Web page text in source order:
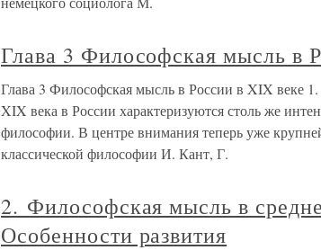
Глава 3 Философская мысль в
Глава 3 Философская мысль в России в XIX веке
XIX века в России характеризуются столь же
философии. В центре внимания теперь уже
классической философии И. Кант, Г.
2. Философская мысль в
Особенности развития